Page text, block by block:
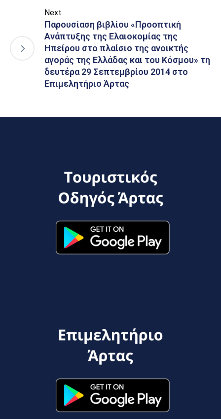
Next
Παρουσίαση βιβλίου «Προοπτική
Ανάπτυξης της Ελαιοκομίας της
Ηπείρου στο πλαίσιο της ανοικτής
αγοράς της Ελλάδας και του Κόσμου» τη
δευτέρα 29 Σεπτεμβρίου 2014 στο
Επιμελητήριο Άρτας